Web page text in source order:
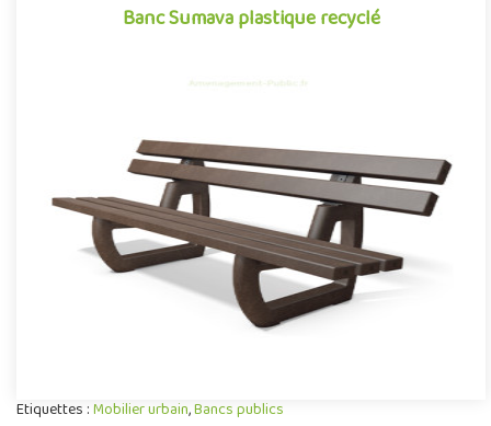
Banc Sumava plastique recyclé
Mobilier urbain conçu en plastique recyclé, le banc Sumava se
démarque par sa conception novatrice associant confort,
robuste..
Offre partenaire
Etiquettes :Mobilier urbain,Bancs publics